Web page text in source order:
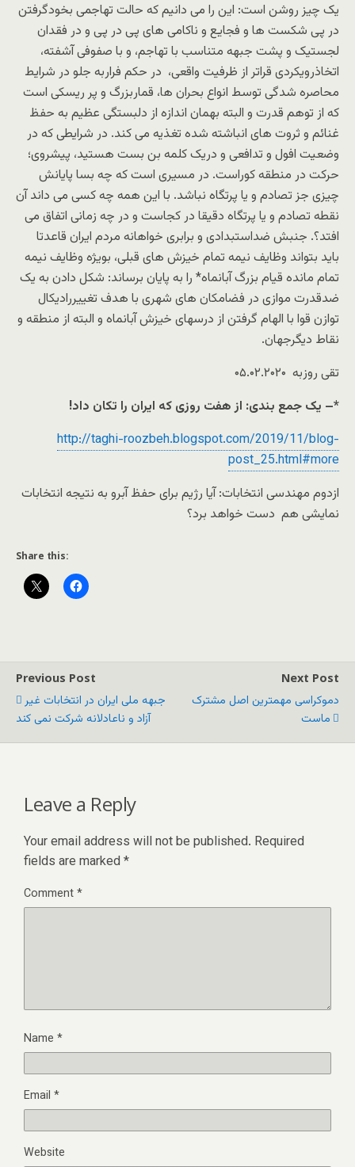
یک چیز روشن است: این را می دانیم که حالت تهاجمی بخودگرفتن
در پی شکست ها و فجایع و ناکامی های پی در پی و در فقدان
لجستیک و پشت جبهه متناسب با تهاجم، و با صفوفی آشفته،
اتخاذرویکردی قراتر از ظرفیت واقعی، در حکم فراربه جلو در شرایط
محاصره شدگی توسط انواع بحران ها، قماربزرگ و پر ریسکی است
که از توهم قدرت و البته بهمان اندازه از دلبستگی عظیم به حفظ
غنائم و ثروت های انباشته شده تغذیه می کند. در شرایطی که در
وضعیت افول و تدافعی و دریک کلمه بن بست هستید، پیشروی؛
حرکت در منطقه کوراست. در مسیری است که چه بسا پایانش
چیزی جز تصادم و یا پرتگاه نباشد. با این همه چه کسی می داند آن
نقطه تصادم و یا پرتگاه دقیقا در کجاست و در چه زمانی اتفاق می
افتد؟. جنبش ضداستبدادی و برابری خواهانه مردم ایران قاعدتا
باید بتواند وظایف نیمه تمام خیزش های قبلی، بویژه وظایف نیمه
تمام مانده قیام بزرگ آبانماه* را به پایان برساند: شکل دادن به یک
ضدقدرت موازی در فضامکان های شهری با هدف تغییررادیکال
توازن قوا با الهام گرفتن از درسهای خیزش آبانماه و البته از منطقه و
نقاط دیگرجهان.
تقی روزبه ۰۵.۰۲.۲۰۲۰
*– یک جمع بندی: از هفت روزی که ایران را تکان داد!
http://taghi-roozbeh.blogspot.com/2019/11/blog-
post_25.html#more
ازدوم مهندسی انتخابات: آیا رژیم برای حفظ آبرو به نتیجه انتخابات
نمایشی هم دست خواهد برد؟
Share this:
Previous Post
جبهه ملی ایران در انتخابات غیر
آزاد و ناعادلانه شرکت نمی کند
Next Post
دموکراسی مهمترین اصل مشترک
ماست
Leave a Reply
Your email address will not be published. Required
fields are marked *
Comment*
Name *
Email *
Website